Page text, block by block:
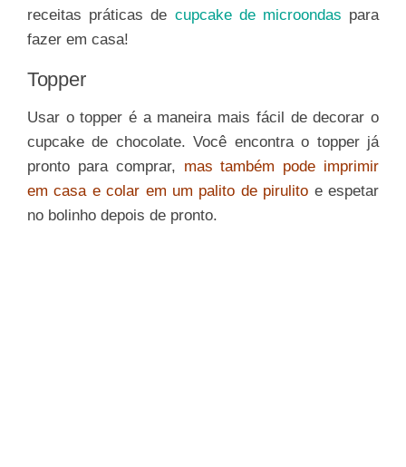
receitas práticas de cupcake de microondas para
fazer em casa!
Topper
Usar o topper é a maneira mais fácil de decorar o
cupcake de chocolate. Você encontra o topper já
pronto para comprar, mas também pode imprimir
em casa e colar em um palito de pirulito e espetar
no bolinho depois de pronto.